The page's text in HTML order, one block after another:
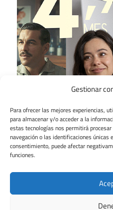
Gestionar
Para ofrecer las mejores experiencias,
para almacenar y/o acceder a la
estas tecnologías nos permitirá
navegación o las identificaciones
consentimiento, puede afectar
funciones.